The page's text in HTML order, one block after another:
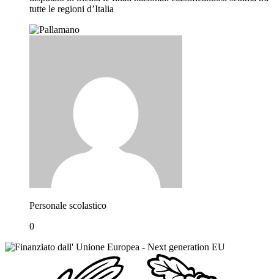
tutte le regioni d’Italia
Personale scolastico
0